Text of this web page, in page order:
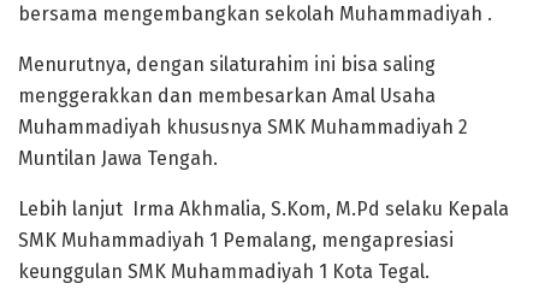
bersama mengembangkan sekolah Muhammadiyah .
Menurutnya, dengan silaturahim ini bisa saling
menggerakkan dan membesarkan Amal Usaha
Muhammadiyah khususnya SMK Muhammadiyah 2
Muntilan Jawa Tengah.
Lebih lanjut Irma Akhmalia, S.Kom, M.Pd selaku Kepala
SMK Muhammadiyah 1 Pemalang, mengapresiasi
keunggulan SMK Muhammadiyah 1 Kota Tegal.